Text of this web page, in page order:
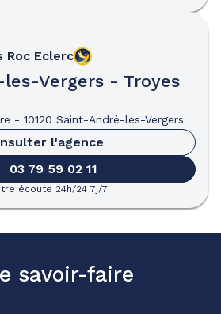
Roc Eclerc
Vergers - Troyes
- 10120 Saint-André-les-Vergers
l'agence
03 79 59 02 11
écoute 24h/24 7j/7
savoir-faire